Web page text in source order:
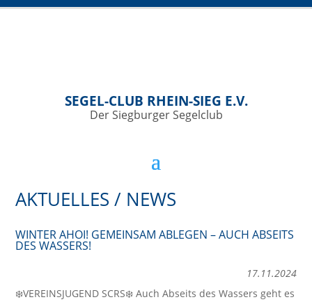
SEGEL-CLUB RHEIN-SIEG E.V.
Der Siegburger Segelclub
AKTUELLES / NEWS
WINTER AHOI! GEMEINSAM ABLEGEN – AUCH ABSEITS
DES WASSERS!
17.11.2024
❄️VEREINSJUGEND SCRS❄️ Auch Abseits des Wassers geht es